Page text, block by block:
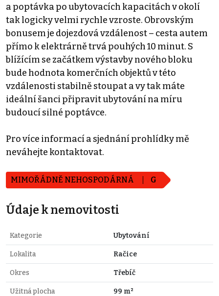
a poptávka po ubytovacích kapacitách v okolí
tak logicky velmi rychle vzroste. Obrovským
bonusem je dojezdová vzdálenost – cesta autem
přímo k elektrárně trvá pouhých 10 minut. S
blížícím se začátkem výstavby nového bloku
bude hodnota komerčních objektů v této
vzdálenosti stabilně stoupat a vy tak máte
ideální šanci připravit ubytování na míru
budoucí silné poptávce.
Pro více informací a sjednání prohlídky mě
neváhejte kontaktovat.
MIMOŘÁDNĚ NEHOSPODÁRNÁ G
Údaje k nemovitosti
Kategorie Ubytování
Lokalita Račice
Okres Třebíč
Užitná plocha 99 m²